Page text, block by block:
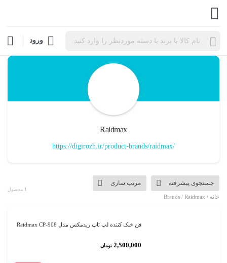
ورود
Raidmax
https://digirozh.ir/product-brands/raidmax/
جستجوی پیشرفته مرتب سازی
خانه / Brands / Raidmax
1 محصول
فن خنک کننده لپ تاپ ریدمکس مدل Raidmax CP-908
2,500,000 تومان